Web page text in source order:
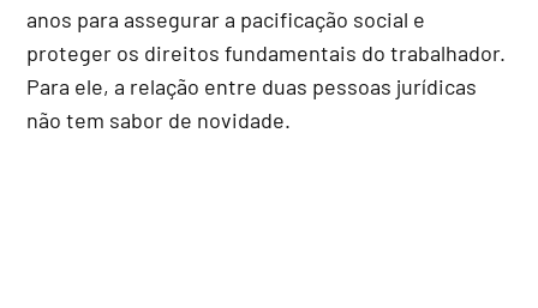
anos para assegurar a pacificação social e
proteger os direitos fundamentais do trabalhador.
Para ele, a relação entre duas pessoas jurídicas
não tem sabor de novidade.